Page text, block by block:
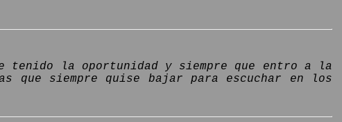
tenido la oportunidad y siempre que entro a la
que siempre quise bajar para escuchar en los